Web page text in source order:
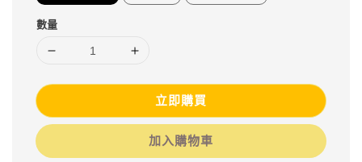
數量
立即購買
加入購物車